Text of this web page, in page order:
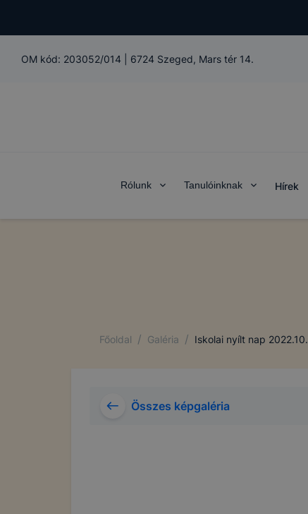
OM kód: 203052/014 6724 Szeged, Mars tér 14.
Rólunk Tanulóinknak Hírek
Főoldal / Galéria / Iskolai nyílt nap
Összes képgaléria